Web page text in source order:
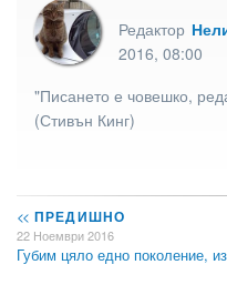
Редактор
2016, 08:00
"Писането е човешко,
(Стивън Кинг)
<< ПРЕДИШНО
22 Ноември 2016
Губим цяло едно поколение,